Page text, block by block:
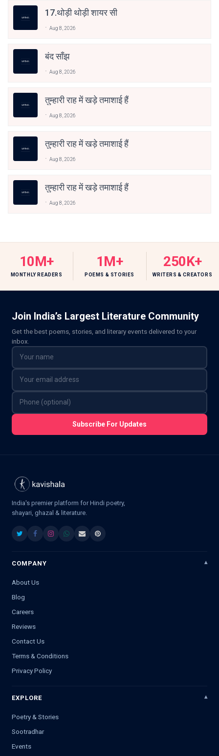
17.थोड़ी थोड़ी शायर सी
Aug 8, 2026
बंद साँझ
Aug 8, 2026
तुम्हारी राह में खड़े तमाशाई हैं
Aug 8, 2026
तुम्हारी राह में खड़े तमाशाई हैं
Aug 8, 2026
तुम्हारी राह में खड़े तमाशाई हैं
Aug 8, 2026
10M+
MONTHLY READERS
1M+
POEMS & STORIES
250K+
WRITERS & CREATORS
Join India’s Largest Literature Community
Get the best poems, stories, and literary events delivered to your
inbox.
Subscribe For Updates
India's premier platform for Hindi poetry,
shayari, ghazal & literature.
COMPANY
About Us
Blog
Careers
Reviews
Contact Us
Terms & Conditions
Privacy Policy
EXPLORE
Poetry & Stories
Sootradhar
Events